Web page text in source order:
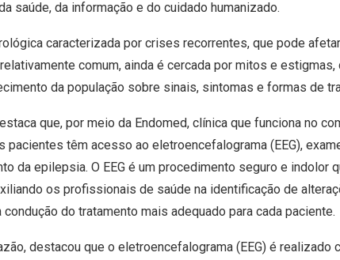
saúde, da informação e do cuidado humanizado.
caracterizada por crises recorrentes, que pode
comum, ainda é cercada por mitos e estigmas,
da população sobre sinais, sintomas e formas de
que, por meio da Endomed, clínica que funciona no
pacientes têm acesso ao eletroencefalograma (EEG),
da epilepsia. O EEG é um procedimento seguro e indolor
os profissionais de saúde na identificação de
do tratamento mais adequado para cada paciente.
destacou que o eletroencefalograma (EEG) é realizado